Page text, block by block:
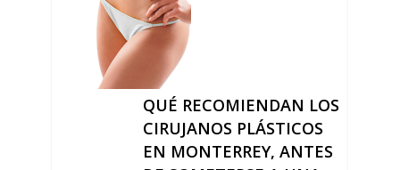
QUÉ RECOMIENDAN LOS
CIRUJANOS PLÁSTICOS
EN MONTERREY, ANTES